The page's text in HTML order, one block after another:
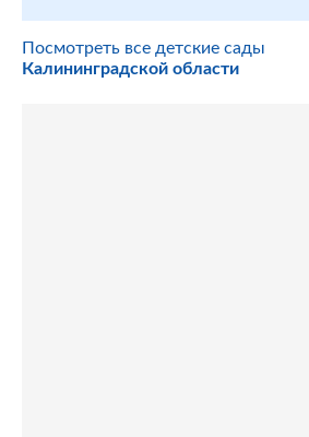
Посмотреть все детские сады
Калининградской области